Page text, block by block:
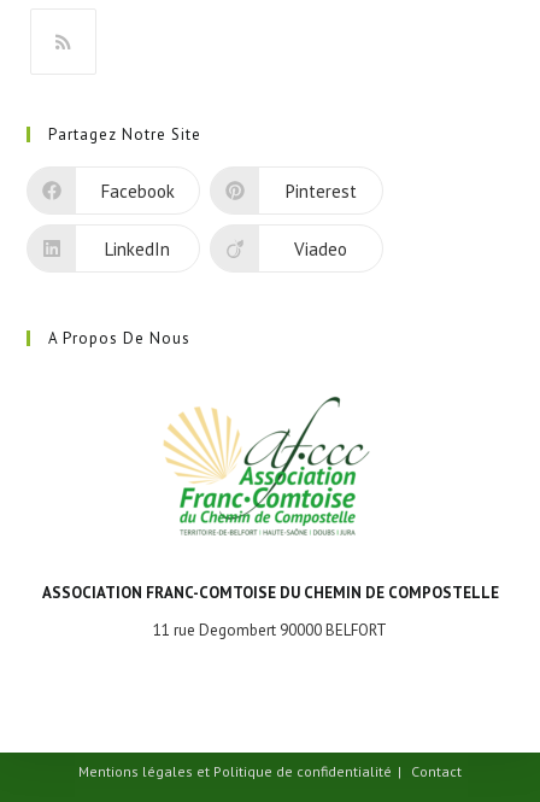
onglet
un
nouvel
Partagez Notre Site
Facebook Pinterest
LinkedIn Viadeo
A Propos De Nous
ASSOCIATION FRANC-COMTOISE DU CHEMIN DE COMPOSTELLE
11 rue Degombert 90000 BELFORT
Mentions légales et Politique de confidentialité Contact